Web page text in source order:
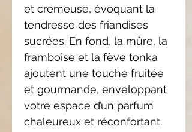
et crémeuse, évoquant la
tendresse des friandises
sucrées. En fond, la mûre, la
framboise et la fève tonka
ajoutent une touche fruitée
et gourmande, enveloppant
votre espace d’un parfum
chaleureux et réconfortant.